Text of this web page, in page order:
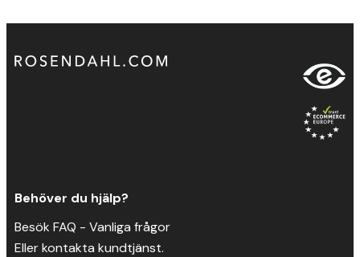
Behöver du hjälp?
Besök FAQ - Vanliga frågor
Eller kontakta kundtjänst.